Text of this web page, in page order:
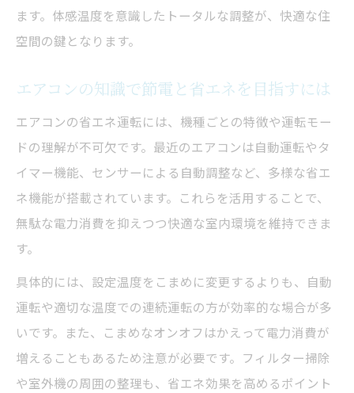
ます。体感温度を意識したトータルな調整が、快適な住
空間の鍵となります。
エアコンの知識で節電と省エネを目指すには
エアコンの省エネ運転には、機種ごとの特徴や運転モー
ドの理解が不可欠です。最近のエアコンは自動運転やタ
イマー機能、センサーによる自動調整など、多様な省エ
ネ機能が搭載されています。これらを活用することで、
無駄な電力消費を抑えつつ快適な室内環境を維持できま
す。
具体的には、設定温度をこまめに変更するよりも、自動
運転や適切な温度での連続運転の方が効率的な場合が多
いです。また、こまめなオンオフはかえって電力消費が
増えることもあるため注意が必要です。フィルター掃除
や室外機の周囲の整理も、省エネ効果を高めるポイント